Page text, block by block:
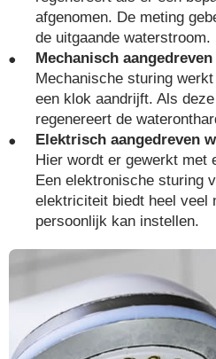
afgenomen. De meting
de uitgaande waterstroom.
Mechanisch
Mechanische sturing
een klok aandrijft. Als
regenereert de
Elektrisch aangedreven
Hier wordt er gewerkt met
Een elektronische sturing
elektriciteit biedt heel veel
persoonlijk kan instellen.